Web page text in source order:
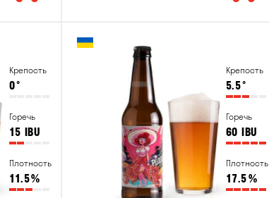
Крепость
0°
Горечь
15 IBU
Плотность
11.5%
Крепость
5.5°
Горечь
60 IBU
Плотность
17.5%